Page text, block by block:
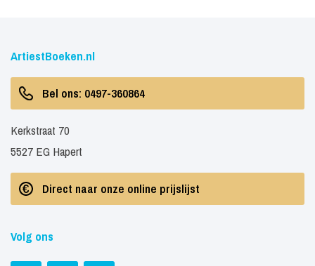
ArtiestBoeken.nl
Bel ons: 0497-360864
Kerkstraat 70
5527 EG Hapert
Direct naar onze online prijslijst
Volg ons